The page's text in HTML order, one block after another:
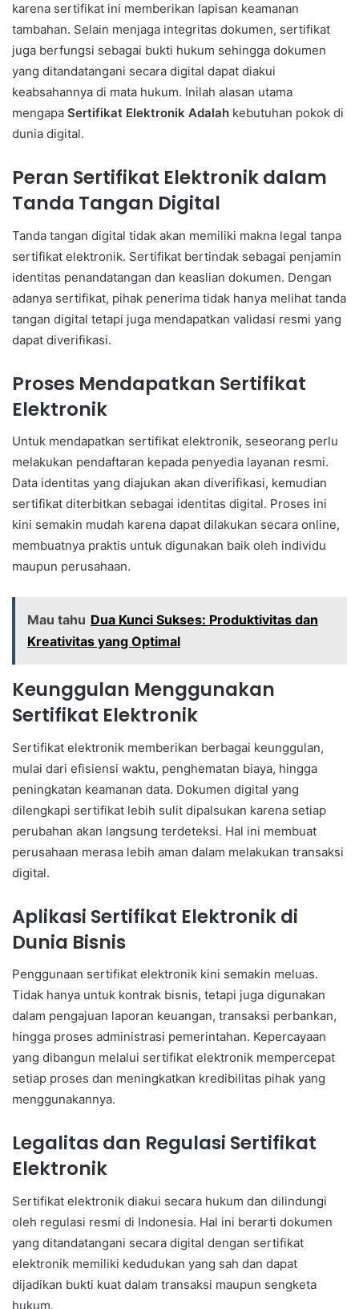
karena sertifikat ini memberikan lapisan keamanan
tambahan. Selain menjaga integritas dokumen, sertifikat
juga berfungsi sebagai bukti hukum sehingga dokumen
yang ditandatangani secara digital dapat diakui
keabsahannya di mata hukum. Inilah alasan utama
mengapa Sertifikat Elektronik Adalah kebutuhan pokok di
dunia digital.
Peran Sertifikat Elektronik dalam
Tanda Tangan Digital
Tanda tangan digital tidak akan memiliki makna legal tanpa
sertifikat elektronik. Sertifikat bertindak sebagai penjamin
identitas penandatangan dan keaslian dokumen. Dengan
adanya sertifikat, pihak penerima tidak hanya melihat tanda
tangan digital tetapi juga mendapatkan validasi resmi yang
dapat diverifikasi.
Proses Mendapatkan Sertifikat
Elektronik
Untuk mendapatkan sertifikat elektronik, seseorang perlu
melakukan pendaftaran kepada penyedia layanan resmi.
Data identitas yang diajukan akan diverifikasi, kemudian
sertifikat diterbitkan sebagai identitas digital. Proses ini
kini semakin mudah karena dapat dilakukan secara online,
membuatnya praktis untuk digunakan baik oleh individu
maupun perusahaan.
Mau tahu Dua Kunci Sukses: Produktivitas dan
Kreativitas yang Optimal
Keunggulan Menggunakan
Sertifikat Elektronik
Sertifikat elektronik memberikan berbagai keunggulan,
mulai dari efisiensi waktu, penghematan biaya, hingga
peningkatan keamanan data. Dokumen digital yang
dilengkapi sertifikat lebih sulit dipalsukan karena setiap
perubahan akan langsung terdeteksi. Hal ini membuat
perusahaan merasa lebih aman dalam melakukan transaksi
digital.
Aplikasi Sertifikat Elektronik di
Dunia Bisnis
Penggunaan sertifikat elektronik kini semakin meluas.
Tidak hanya untuk kontrak bisnis, tetapi juga digunakan
dalam pengajuan laporan keuangan, transaksi perbankan,
hingga proses administrasi pemerintahan. Kepercayaan
yang dibangun melalui sertifikat elektronik mempercepat
setiap proses dan meningkatkan kredibilitas pihak yang
menggunakannya.
Legalitas dan Regulasi Sertifikat
Elektronik
Sertifikat elektronik diakui secara hukum dan dilindungi
oleh regulasi resmi di Indonesia. Hal ini berarti dokumen
yang ditandatangani secara digital dengan sertifikat
elektronik memiliki kedudukan yang sah dan dapat
dijadikan bukti kuat dalam transaksi maupun sengketa
hukum.